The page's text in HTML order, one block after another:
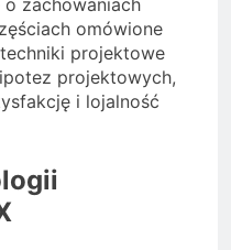
zachowaniach
omówione
projektowe
projektowych,
i lojalność